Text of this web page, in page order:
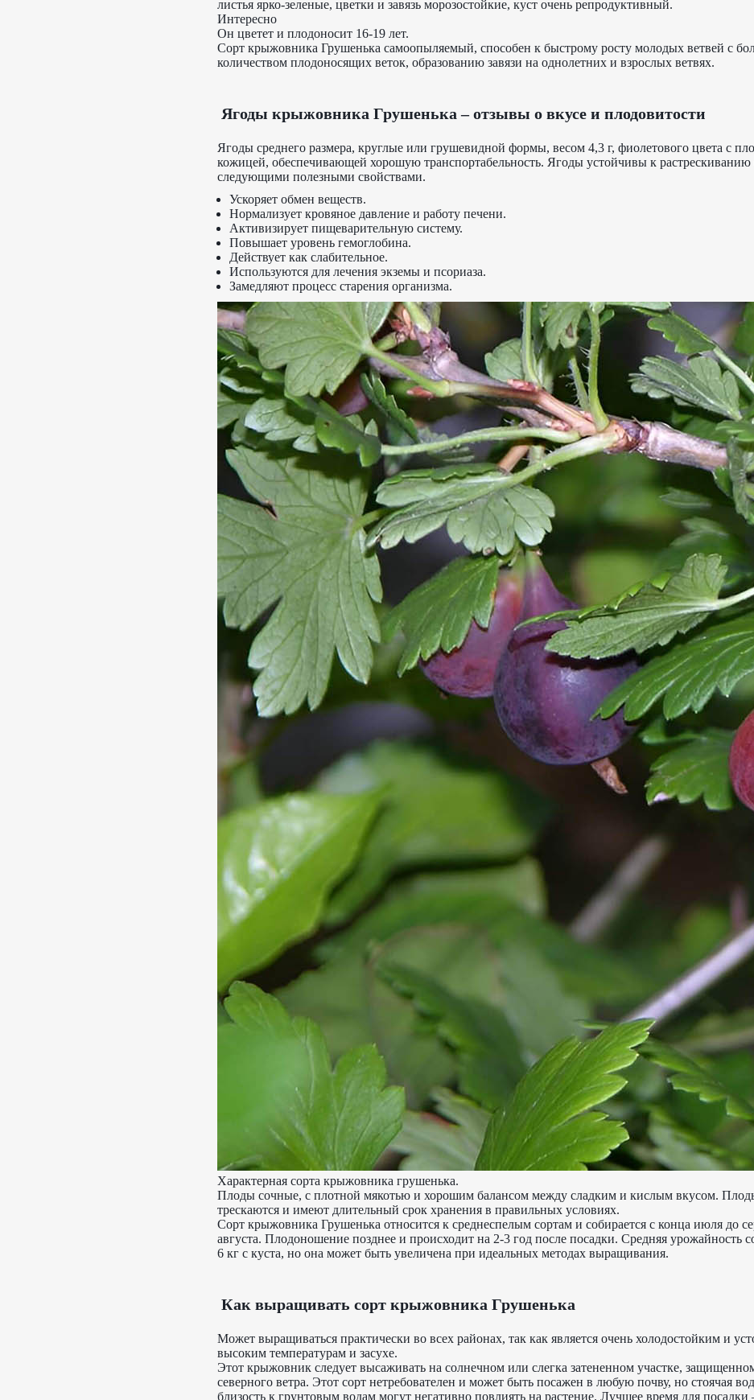
листья ярко-зеленые, цветки и завязь морозостойкие, куст очень репродуктивный.
Интересно
Он цветет и плодоносит 16-19 лет.
Сорт крыжовника Грушенька самоопыляемый, способен к быстрому росту молодых ветвей с
количеством плодоносящих веток, образованию завязи на однолетних и взрослых ветвях.
Ягоды крыжовника Грушенька – отзывы о вкусе и плодовитости
Ягоды среднего размера, круглые или грушевидной формы, весом 4,3 г, фиолетового цвета с
кожицей, обеспечивающей хорошую транспортабельность. Ягоды устойчивы к
следующими полезными свойствами.
Ускоряет обмен веществ.
Нормализует кровяное давление и работу печени.
Активизирует пищеварительную систему.
Повышает уровень гемоглобина.
Действует как слабительное.
Используются для лечения экземы и псориаза.
Замедляют процесс старения организма.
Характерная сорта крыжовника грушенька.
Плоды сочные, с плотной мякотью и хорошим балансом между сладким и кислым вкусом.
трескаются и имеют длительный срок хранения в правильных условиях.
Сорт крыжовника Грушенька относится к среднеспелым сортам и собирается с конца июля до
августа. Плодоношение позднее и происходит на 2-3 год после посадки. Средняя урожайность
6 кг с куста, но она может быть увеличена при идеальных методах выращивания.
Как выращивать сорт крыжовника Грушенька
Может выращиваться практически во всех районах, так как является очень холодостойким и
высоким температурам и засухе.
Этот крыжовник следует высаживать на солнечном или слегка затененном участке,
северного ветра. Этот сорт нетребователен и может быть посажен в любую почву, но стоячая
близость к грунтовым водам могут негативно повлиять на растение. Лучшее время для посадки